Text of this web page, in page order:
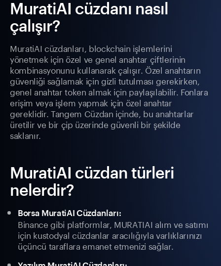
MuratiAI cüzdanı nasıl
çalışır?
MuratiAI cüzdanları, blockchain işlemlerini
yönetmek için özel ve genel anahtar çiftlerinin
kombinasyonunu kullanarak çalışır. Özel anahtarın
güvenliği sağlamak için gizli tutulması gerekirken,
genel anahtar token almak için paylaşılabilir. Fonlara
erişim veya işlem yapmak için özel anahtar
gereklidir. Tangem Cüzdan içinde, bu anahtarlar
üretilir ve bir çip üzerinde güvenli bir şekilde
saklanır.
MuratiAI cüzdan türleri
nelerdir?
Borsa MuratiAI Cüzdanları:
Binance gibi platformlar, MURATIAI alım ve satımı
için kustodyal cüzdanlar aracılığıyla varlıklarınızı
üçüncü taraflara emanet etmenizi sağlar.